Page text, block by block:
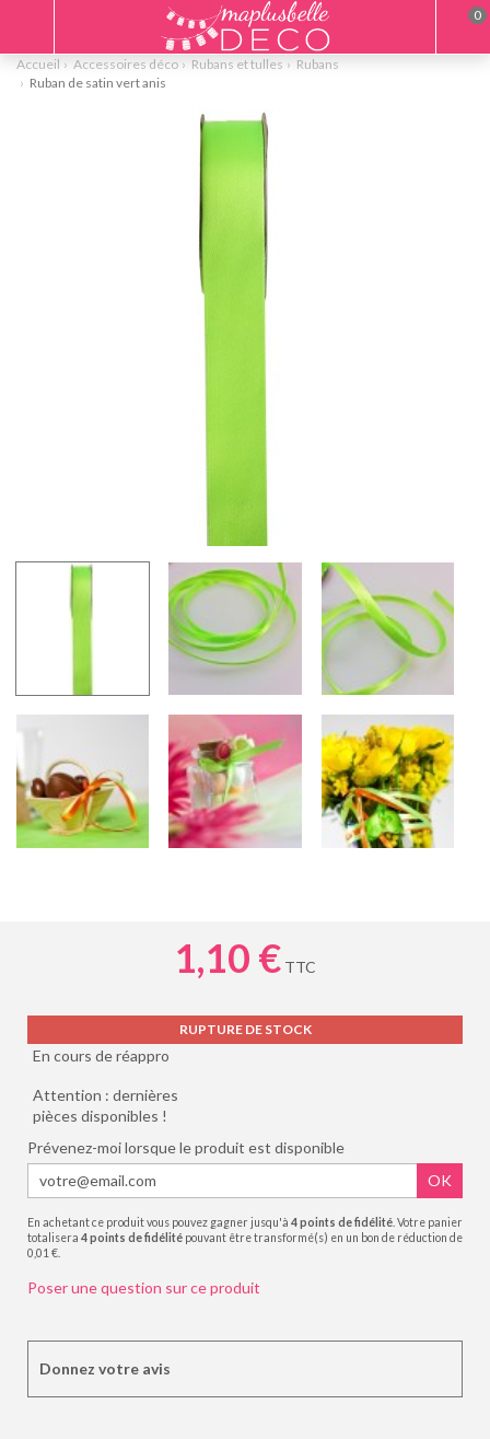
Accueil Accessoires déco Rubans et tulles
Rubans
Ruban de satin vert anis
1,10 € TTC
RUPTURE DE STOCK
En cours de réappro
Attention : dernières
pièces disponibles !
Prévenez-moi lorsque le produit est disponible
OK
En achetant ce produit vous pouvez gagner jusqu'à 4points de fidélité . Votre panier
totalisera 4points de fidélité pouvant être transformé(s) en un bon de réduction de
0,01 €
Poser une question sur ce produit
Donnez votre avis
0